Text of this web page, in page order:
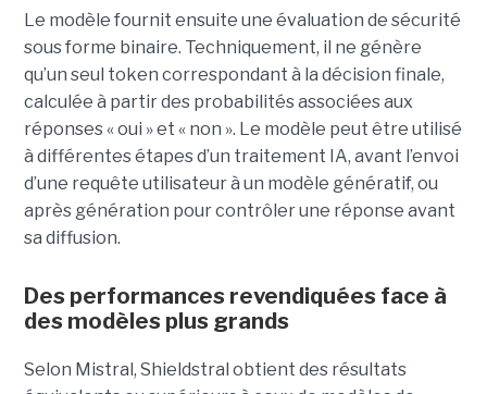
Le modèle fournit ensuite une évaluation de sécurité
sous forme binaire. Techniquement, il ne génère
qu’un seul token correspondant à la décision finale,
calculée à partir des probabilités associées aux
réponses « oui » et « non ». Le modèle peut être utilisé
à différentes étapes d’un traitement IA, avant l’envoi
d’une requête utilisateur à un modèle génératif, ou
après génération pour contrôler une réponse avant
sa diffusion.
Des performances revendiquées face à
des modèles plus grands
Selon Mistral, Shieldstral obtient des résultats